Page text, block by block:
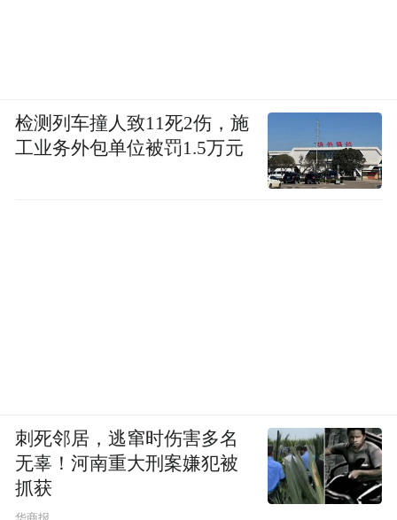
检测列车撞人致11死2伤，施
工业务外包单位被罚1.5万元
刺死邻居，逃窜时伤害多名
无辜！河南重大刑案嫌犯被
抓获